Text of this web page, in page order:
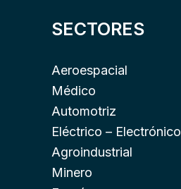
SECTORES
Aeroespacial
Médico
Automotriz
Eléctrico – Electrónico
Agroindustrial
Minero